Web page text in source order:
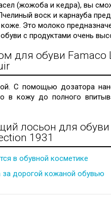
(жожоба и кедра), вы
воск и карнауба
коже. Это молоко
с продуктами очень
для обуви Famaco
. С помощью дозатора
в кожу до полного
лосьон для обуви
1931
в обувной косметике
за дорогой кожаной обувью